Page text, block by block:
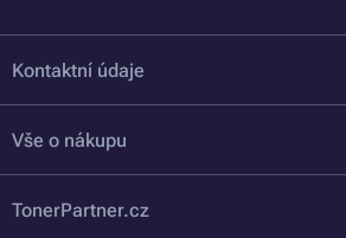
Kontaktní údaje
Vše o nákupu
TonerPartner.cz